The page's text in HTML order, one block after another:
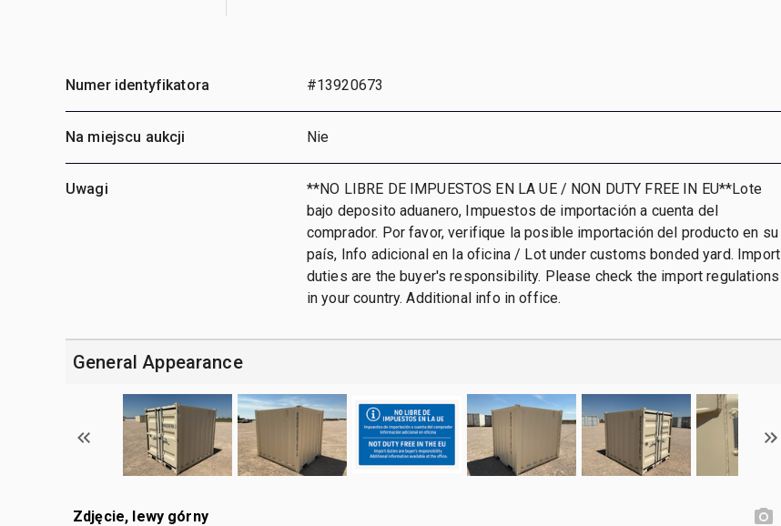
Numer identyfikatora #13920673
Na miejscu aukcji Nie
Uwagi
**NO LIBRE DE IMPUESTOS EN LA UE / NON DUTY FREE IN EU**Lote
bajo deposito aduanero, Impuestos de importación a cuenta del
comprador. Por favor, verifique la posible importación del producto en su
país, Info adicional en la oficina / Lot under customs bonded yard. Import
duties are the buyer's responsibility. Please check the import regulations
in your country. Additional info in office.
General Appearance
Zdjęcie, lewy górny